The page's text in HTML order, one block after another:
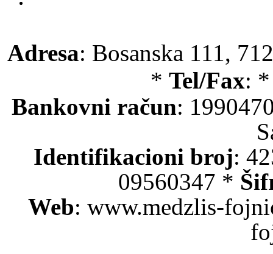
Adresa: Bosanska 111,
* Tel/Fax:
Bankovni račun:
Identifikacioni broj:
09560347 *
Web: www.medzlis-